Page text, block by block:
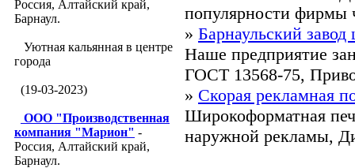
Россия, Алтайский край,
Барнаул.
Уютная кальянная в центре
города
(19-03-2023)
ООО "Производственная
компания "Марион" -
Россия, Алтайский край,
Барнаул.
популярности фирмы
» Барнаульский завод
Наше предприятие
ГОСТ 13568-75,
» Скорая рекламная
Широкоформатная
наружной рекламы,